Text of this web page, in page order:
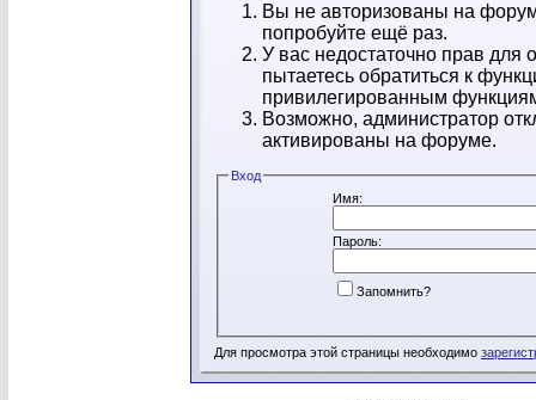
Вы не авторизованы на
попробуйте ещё раз.
У вас недостаточно прав
пытаетесь обратиться к
привилегированным
Возможно, администратор
активированы на форуме.
Вход
Имя:
Пароль:
Запомнить?
Для просмотра этой страницы необходимо